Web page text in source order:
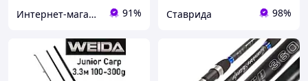
Интернет-магазин Восторг Онлайн - товары для различных людей! 91% Ставрида 98%